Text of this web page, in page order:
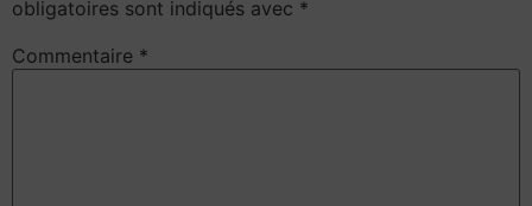
obligatoires sont indiqués avec *
Commentaire *